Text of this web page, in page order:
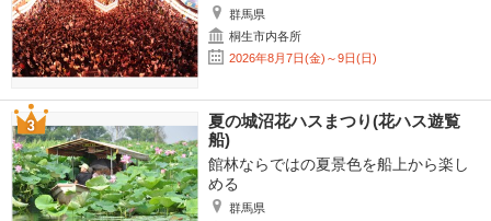
群馬県
桐生市内各所
2026年8月7日(金)～9日(日)
夏の城沼花ハスまつり(花ハス遊覧
船)
館林ならではの夏景色を船上から楽し
める
群馬県